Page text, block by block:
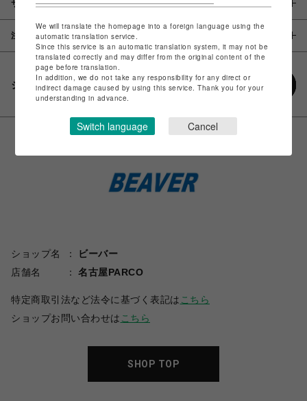
サイズ
注意事項
シェアする
ショップ名
ビーバー
店舗名
名古屋PARCO
特定商取引法など法令に基づく表記は こちら
ショップお問い合わせは こちら
SHOP TOP
We will translate the homepage into a foreign language using the
automatic translation service.
Since this service is an automatic translation system, it may not be
translated correctly and may differ from the original content of the
page before translation.
In addition, we do not take any responsibility for any direct or
indirect damage caused by using this service. Thank you for your
understanding in advance.
Switch language Cancel